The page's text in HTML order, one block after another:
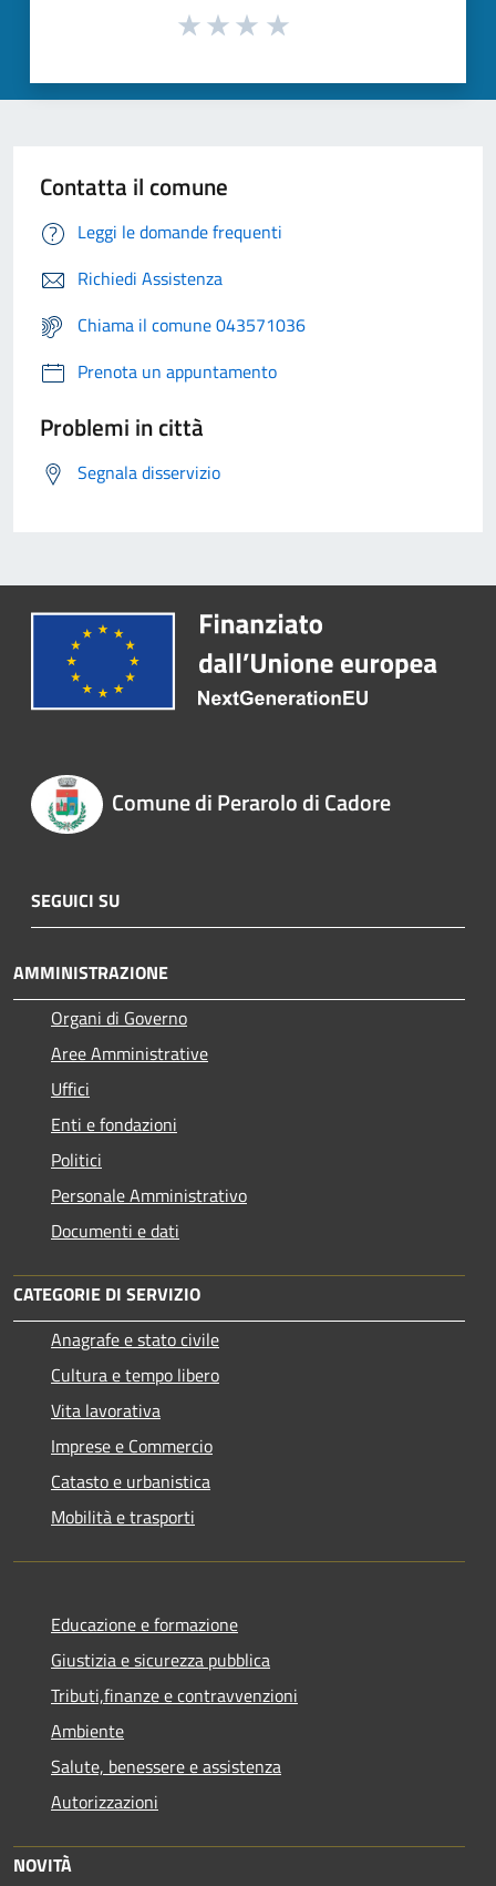
Contatta il comune
Leggi le domande frequenti
Richiedi Assistenza
Chiama il comune 043571036
Prenota un appuntamento
Problemi in città
Segnala disservizio
Comune di Perarolo di Cadore
SEGUICI SU
AMMINISTRAZIONE
Organi di Governo
Aree Amministrative
Uffici
Enti e fondazioni
Politici
Personale Amministrativo
Documenti e dati
CATEGORIE DI SERVIZIO
Anagrafe e stato civile
Cultura e tempo libero
Vita lavorativa
Imprese e Commercio
Catasto e urbanistica
Mobilità e trasporti
Educazione e formazione
Giustizia e sicurezza pubblica
Tributi,finanze e contravvenzioni
Ambiente
Salute, benessere e assistenza
Autorizzazioni
NOVITÀ